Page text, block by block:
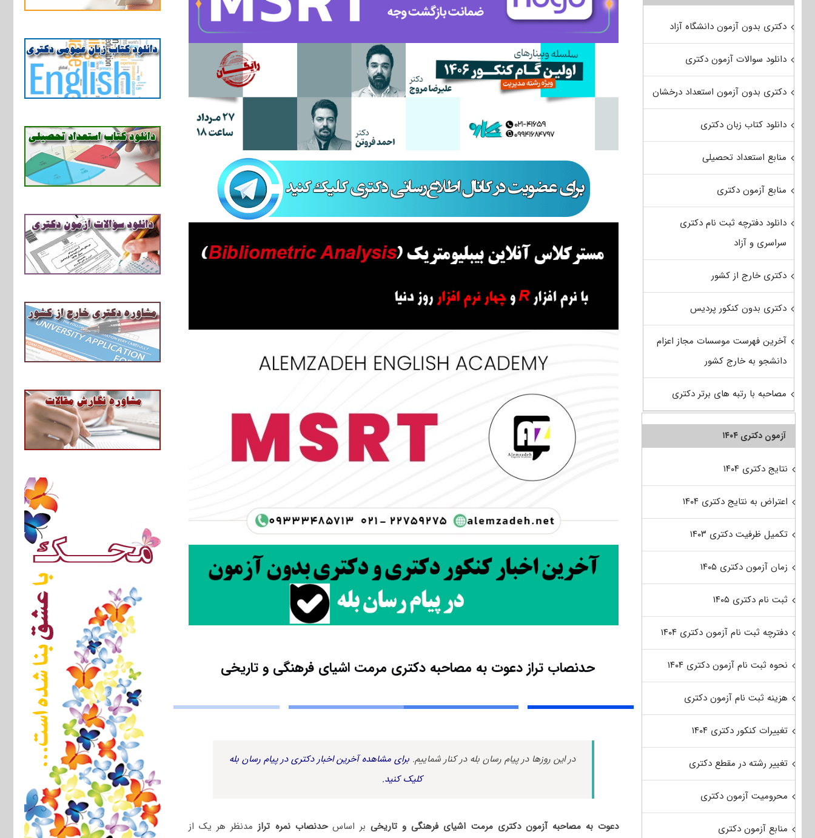
حدنصاب تراز دعوت به مصاحبه دکتری مرمت اشیای فرهنگی و تاریخی
در این روزها در پیام رسان بله در کنار شماییم. برای مشاهده آخرین اخبار دکتری در پیام رسان بله
کلیک کنید.
دعوت به مصاحبه آزمون دکتری مرمت اشیای فرهنگی و تاریخیبر اساسحدنصاب نمره ترازمدنظر هر یک از
دکتری بدون آزمون دانشگاه آزاد
دانلود سوالات آزمون دکتری
دکتری بدون آزمون استعداد درخشان
دانلود کتاب زبان دکتری
منابع استعداد تحصیلی
منابع آزمون دکتری
دانلود دفترچه ثبت نام دکتری
سراسری و آزاد
دکتری خارج از کشور
دکتری بدون کنکور پردیس
آخرین فهرست موسسات مجاز اعزام
دانشجو به خارج کشور
مصاحبه با رتبه های برتر دکتری
آزمون دکتری ۱۴۰۴
نتایج دکتری ۱۴۰۴
اعتراض به نتایج دکتری ۱۴۰۴
تکمیل ظرفیت دکتری ۱۴۰۳
زمان آزمون دکتری ۱۴۰۵
ثبت نام دکتری ۱۴۰۵
دفترچه ثبت نام آزمون دکتری ۱۴۰۴
نحوه ثبت نام آزمون دکتری ۱۴۰۴
هزینه ثبت نام آزمون دکتری
تغییرات کنکور دکتری ۱۴۰۴
تغییر رشته در مقطع دکتری
محرومیت آزمون دکتری
منابع آزمون دکتری